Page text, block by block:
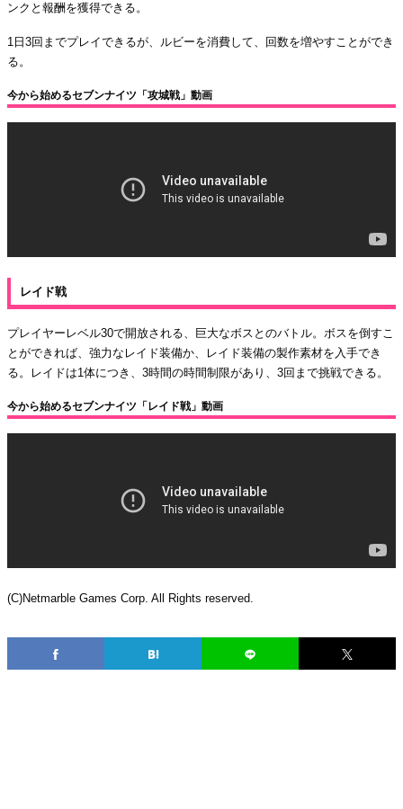
ンクと報酬を獲得できる。
1日3回までプレイできるが、ルビーを消費して、回数を増やすことができ
る。
今から始めるセブンナイツ「攻城戦」動画
レイド戦
プレイヤーレベル30で開放される、巨大なボスとのバトル。ボスを倒すこ
とができれば、強力なレイド装備か、レイド装備の製作素材を入手でき
る。レイドは1体につき、3時間の時間制限があり、3回まで挑戦できる。
今から始めるセブンナイツ「レイド戦」動画
(C)Netmarble Games Corp. All Rights reserved.